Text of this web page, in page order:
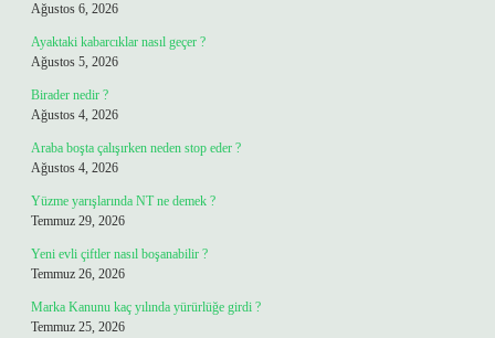
Ağustos 6, 2026
Ayaktaki kabarcıklar nasıl geçer ?
Ağustos 5, 2026
Birader nedir ?
Ağustos 4, 2026
Araba boşta çalışırken neden stop eder ?
Ağustos 4, 2026
Yüzme yarışlarında NT ne demek ?
Temmuz 29, 2026
Yeni evli çiftler nasıl boşanabilir ?
Temmuz 26, 2026
Marka Kanunu kaç yılında yürürlüğe girdi ?
Temmuz 25, 2026